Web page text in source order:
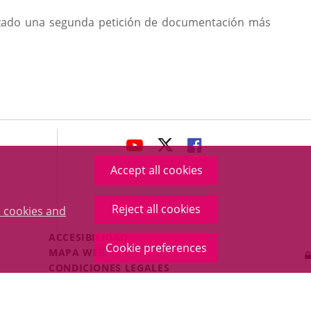
cookies and
Accept all cookies
Reject all cookies
Cookie preferences
una segunda petición de documentación más
avaHeaderSocial
LINK
TO
EXTERNAL
APPLICATION.
LINK
TO
EXTERNAL
APPLICATION.
LINK
TO
EXTERNAL
APPLICATION.
Menú
Legal
Footer
ACCESIBILIDAD
MAPA WEB
CONDICIONES LEGALES